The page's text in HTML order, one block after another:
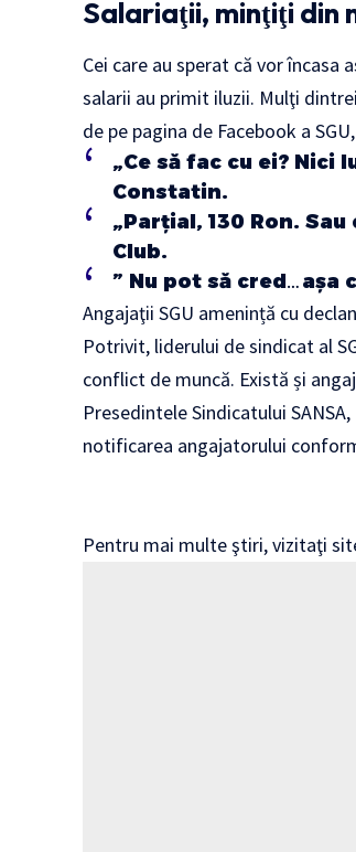
Salariaţii, minţiţi din
Cei care au sperat că vor încasa
salarii au primit iluzii. Mulţi
de pe pagina de Facebook a
„Ce să fac cu ei?
Constatin.
„Parțial, 130 Ron.
Club.
” Nu pot să cred…aşa
Angajaţii SGU amenință cu
Potrivit, liderului de sindicat al
conflict de muncă. Există și
Presedintele Sindicatului
notificarea angajatorului
Pentru mai multe ştiri, vizitaţi